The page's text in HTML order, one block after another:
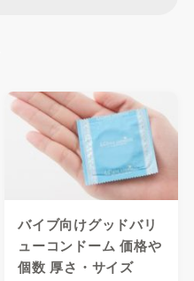
バイブ向けグッドバリ
ューコンドーム 価格や
個数 厚さ・サイズ